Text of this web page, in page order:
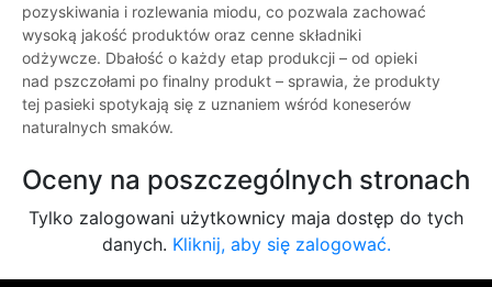
pozyskiwania i rozlewania miodu, co pozwala zachować
wysoką jakość produktów oraz cenne składniki
odżywcze. Dbałość o każdy etap produkcji – od opieki
nad pszczołami po finalny produkt – sprawia, że produkty
tej pasieki spotykają się z uznaniem wśród koneserów
naturalnych smaków.
Oceny na poszczególnych stronach
Tylko zalogowani użytkownicy maja dostęp do tych
danych. Kliknij, aby się zalogować.